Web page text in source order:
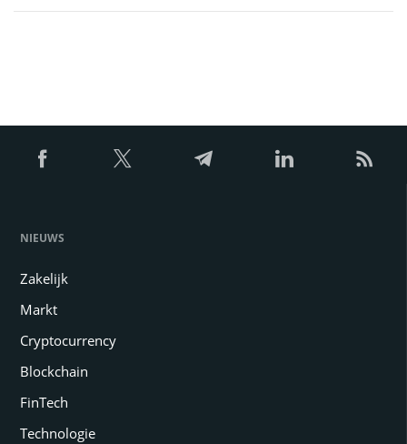
NIEUWS
Zakelijk
Markt
Cryptocurrency
Blockchain
FinTech
Technologie